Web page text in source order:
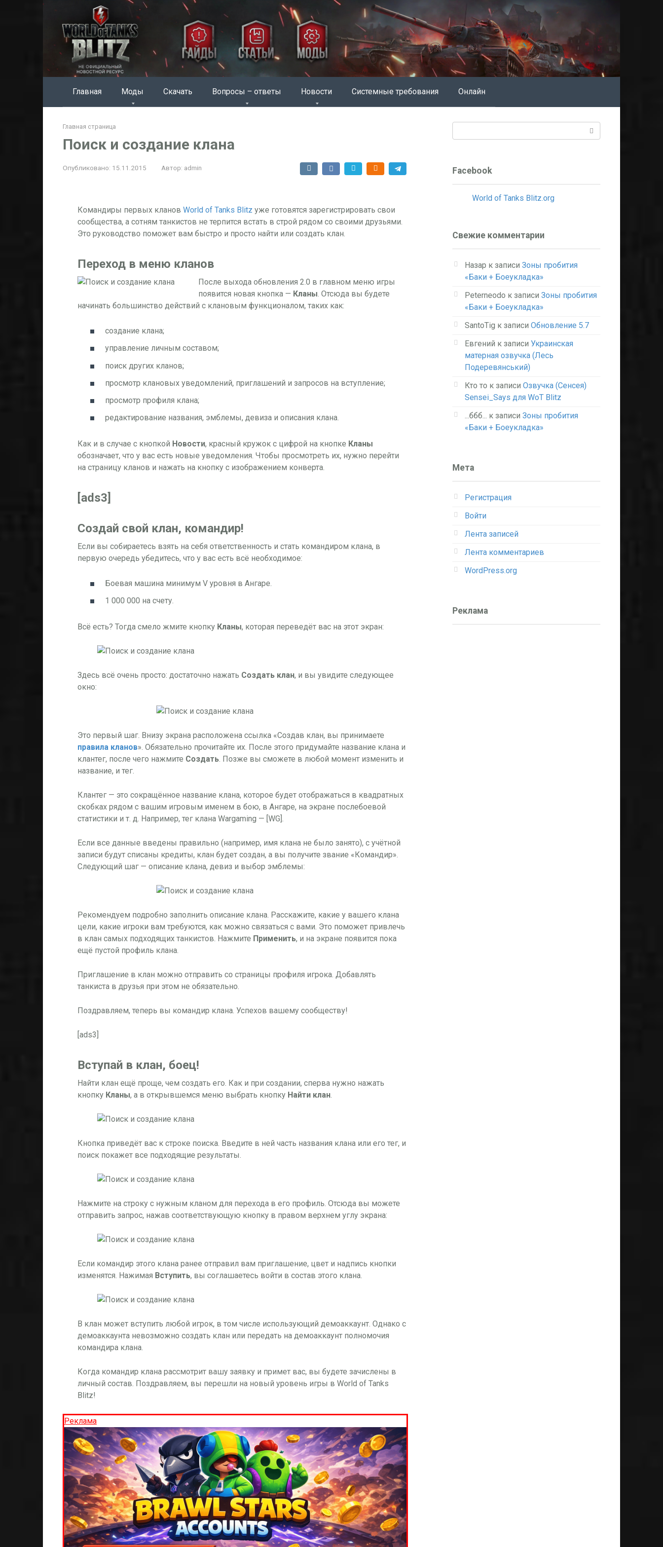
Главная Моды Скачать Вопросы – ответы Новости Системные требования Онлайн
Главная страница
Поиск и создание клана
Опубликовано: 15.11.2015 Автор: admin
Командиры первых кланов World of Tanks Blitz уже готовятся зарегистрировать свои
сообщества, а сотням танкистов не терпится встать в строй рядом со своими друзьями.
Это руководство поможет вам быстро и просто найти или создать клан.
Переход в меню кланов
После выхода обновления 2.0 в главном меню игры
появится новая кнопка — Кланы. Отсюда вы будете
начинать большинство действий с клановым функционалом, таких как:
создание клана;
управление личным составом;
поиск других кланов;
просмотр клановых уведомлений, приглашений и запросов на вступление;
просмотр профиля клана;
редактирование названия, эмблемы, девиза и описания клана.
Как и в случае с кнопкой Новости, красный кружок с цифрой на кнопке Кланы
обозначает, что у вас есть новые уведомления. Чтобы просмотреть их, нужно перейти
на страницу кланов и нажать на кнопку с изображением конверта.
[ads3]
Создай свой клан, командир!
Если вы собираетесь взять на себя ответственность и стать командиром клана, в
первую очередь убедитесь, что у вас есть всё необходимое:
Боевая машина минимум V уровня в Ангаре.
1 000 000 на счету.
Всё есть? Тогда смело жмите кнопку Кланы, которая переведёт вас на этот экран:
Здесь всё очень просто: достаточно нажать Создать клан, и вы увидите следующее
окно:
Это первый шаг. Внизу экрана расположена ссылка «Создав клан, вы принимаете
правила кланов». Обязательно прочитайте их. После этого придумайте название клана и
клантег, после чего нажмите Создать. Позже вы сможете в любой момент изменить и
название, и тег.
Клантег — это сокращённое название клана, которое будет отображаться в квадратных
скобках рядом с вашим игровым именем в бою, в Ангаре, на экране послебоевой
статистики и т. д. Например, тег клана Wargaming — [WG].
Если все данные введены правильно (например, имя клана не было занято), с учётной
записи будут списаны кредиты, клан будет создан, а вы получите звание «Командир».
Следующий шаг — описание клана, девиз и выбор эмблемы:
Рекомендуем подробно заполнить описание клана. Расскажите, какие у вашего клана
цели, какие игроки вам требуются, как можно связаться с вами. Это поможет привлечь
в клан самых подходящих танкистов. Нажмите Применить, и на экране появится пока
ещё пустой профиль клана.
Приглашение в клан можно отправить со страницы профиля игрока. Добавлять
танкиста в друзья при этом не обязательно.
Поздравляем, теперь вы командир клана. Успехов вашему сообществу!
[ads3]
Вступай в клан, боец!
Найти клан ещё проще, чем создать его. Как и при создании, сперва нужно нажать
кнопку Кланы, а в открывшемся меню выбрать кнопку Найти клан.
Кнопка приведёт вас к строке поиска. Введите в ней часть названия клана или его тег, и
поиск покажет все подходящие результаты.
Нажмите на строку с нужным кланом для перехода в его профиль. Отсюда вы можете
отправить запрос, нажав соответствующую кнопку в правом верхнем углу экрана:
Если командир этого клана ранее отправил вам приглашение, цвет и надпись кнопки
изменятся. Нажимая Вступить, вы соглашаетесь войти в состав этого клана.
В клан может вступить любой игрок, в том числе использующий демоаккаунт. Однако с
демоаккаунта невозможно создать клан или передать на демоаккаунт полномочия
командира клана.
Когда командир клана рассмотрит вашу заявку и примет вас, вы будете зачислены в
личный состав. Поздравляем, вы перешли на новый уровень игры в World of Tanks
Blitz!
Реклама
Facebook
World of Tanks Blitz.org
Свежие комментарии
Назар к записи Зоны пробития
«Баки + Боеукладка»
Peterneodo к записи Зоны пробития
«Баки + Боеукладка»
SantoTig к записи Обновление 5.7
Евгений к записи Украинская
матерная озвучка (Лесь
Подеревянський)
Кто то к записи Озвучка (Сенсея)
Sensei_Says для WoT Blitz
...ббб... к записи Зоны пробития
«Баки + Боеукладка»
Мета
Регистрация
Войти
Лента записей
Лента комментариев
WordPress.org
Реклама